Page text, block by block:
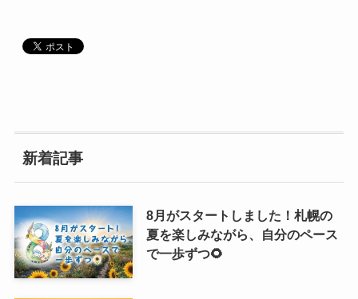
新着記事
8月がスタートしました！札幌の
夏を楽しみながら、自分のペース
で一歩ずつ🌻